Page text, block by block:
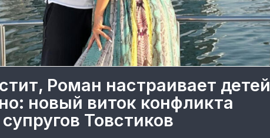
Роман настраивает детей
новый виток конфликта
Товстиков